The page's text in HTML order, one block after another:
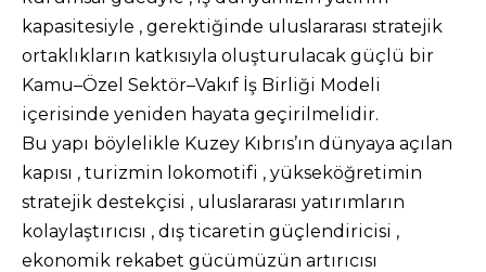
kapasitesiyle , gerektiğinde uluslararası stratejik
ortaklıkların katkısıyla oluşturulacak güçlü bir
Kamu–Özel Sektör–Vakıf İş Birliği Modeli
içerisinde yeniden hayata geçirilmelidir.
Bu yapı böylelikle Kuzey Kıbrıs’ın dünyaya açılan
kapısı , turizmin lokomotifi , yükseköğretimin
stratejik destekçisi , uluslararası yatırımların
kolaylaştırıcısı , dış ticaretin güçlendiricisi ,
ekonomik rekabet gücümüzün artırıcısı